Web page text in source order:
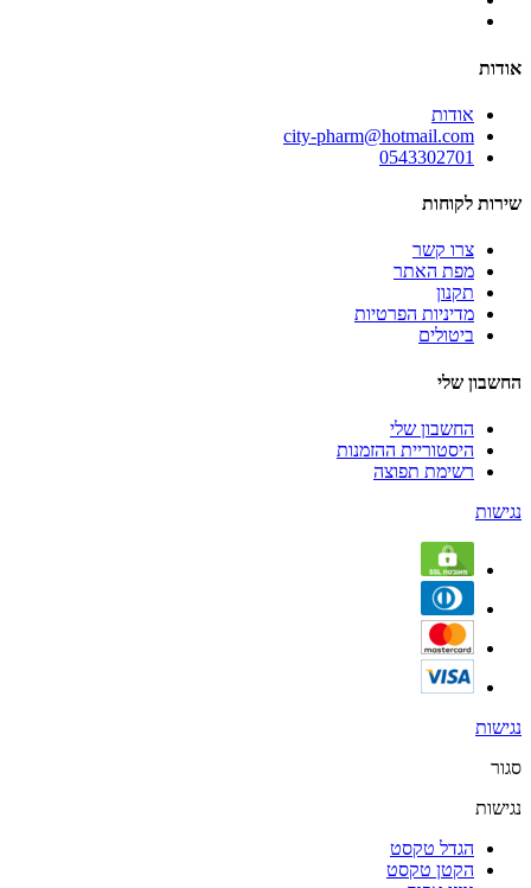
אודות
אודות
city-pharm@hotmail.com
0543302701
שירות לקוחות
צרו קשר
מפת האתר
תקנון
מדיניות הפרטיות
ביטולים
החשבון שלי
החשבון שלי
היסטוריית ההזמנות
רשימת תפוצה
נגישות
נגישות
סגור
נגישות
הגדל טקסט
הקטן טקסט